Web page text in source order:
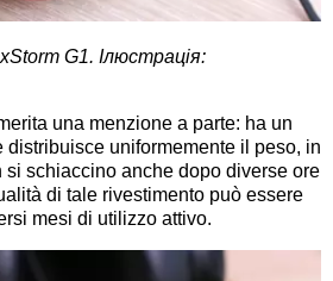
G1. Ілюстрація:
una menzione a parte: ha un
distribuisce uniformemente il peso, in
si schiaccino anche dopo diverse ore
di tale rivestimento può essere
mesi di utilizzo attivo.